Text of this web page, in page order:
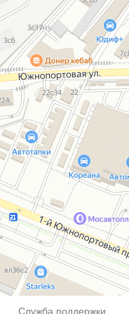
Служба поддержки